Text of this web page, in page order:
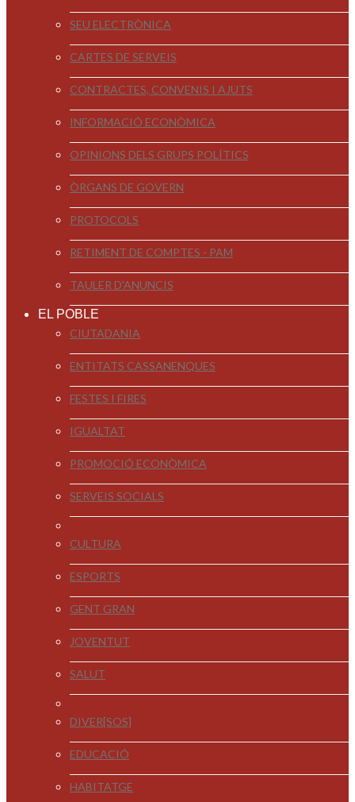
SEU ELECTRÒNICA
CARTES DE SERVEIS
CONTRACTES, CONVENIS I AJUTS
INFORMACIÓ ECONÒMICA
OPINIONS DELS GRUPS POLÍTICS
ÒRGANS DE GOVERN
PROTOCOLS
RETIMENT DE COMPTES - PAM
TAULER D'ANUNCIS
EL POBLE
CIUTADANIA
ENTITATS CASSANENQUES
FESTES I FIRES
IGUALTAT
PROMOCIÓ ECONÒMICA
SERVEIS SOCIALS
CULTURA
ESPORTS
GENT GRAN
JOVENTUT
SALUT
DIVER[SOS]
EDUCACIÓ
HABITATGE